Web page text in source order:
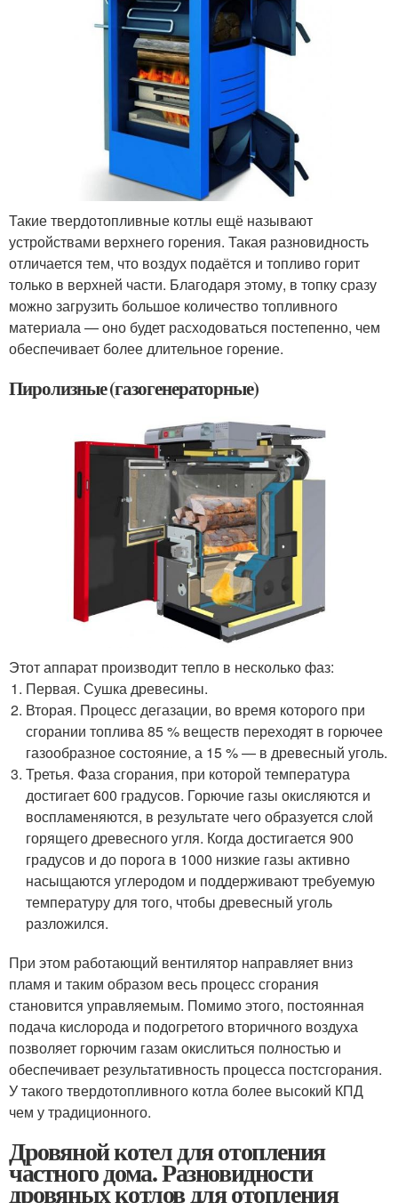
Такие твердотопливные котлы ещё называют
устройствами верхнего горения. Такая разновидность
отличается тем, что воздух подаётся и топливо горит
только в верхней части. Благодаря этому, в топку сразу
можно загрузить большое количество топливного
материала — оно будет расходоваться постепенно, чем
обеспечивает более длительное горение.
Пиролизные (газогенераторные)
Этот аппарат производит тепло в несколько фаз:
Первая. Сушка древесины.
Вторая. Процесс дегазации, во время которого при
сгорании топлива 85 % веществ переходят в горючее
газообразное состояние, а 15 % — в древесный уголь.
Третья. Фаза сгорания, при которой температура
достигает 600 градусов. Горючие газы окисляются и
воспламеняются, в результате чего образуется слой
горящего древесного угля. Когда достигается 900
градусов и до порога в 1000 низкие газы активно
насыщаются углеродом и поддерживают требуемую
температуру для того, чтобы древесный уголь
разложился.
При этом работающий вентилятор направляет вниз
пламя и таким образом весь процесс сгорания
становится управляемым. Помимо этого, постоянная
подача кислорода и подогретого вторичного воздуха
позволяет горючим газам окислиться полностью и
обеспечивает результативность процесса постсгорания.
У такого твердотопливного котла более высокий КПД
чем у традиционного.
Дровяной котел для отопления
частного дома. Разновидности
дровяных котлов для отопления